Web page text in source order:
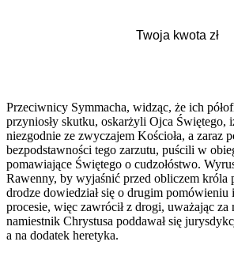
Przeciwnicy Symmacha, widząc, że ich
przyniosły skutku, oskarżyli Ojca Świętego,
niezgodnie ze zwyczajem Kościoła, a zaraz
bezpodstawności tego zarzutu, puścili w
pomawiające Świętego o cudzołóstwo.
Rawenny, by wyjaśnić przed obliczem króla
drodze dowiedział się o drugim
procesie, więc zawrócił z drogi, uważając za
namiestnik Chrystusa poddawał się
a na dodatek heretyka.